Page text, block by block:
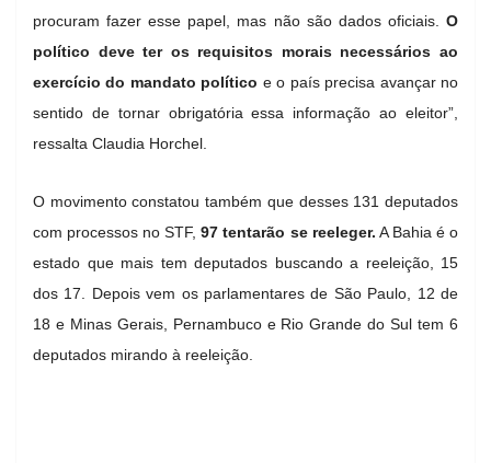
procuram fazer esse papel, mas não são dados oficiais. O
político deve ter os requisitos morais necessários ao
exercício do mandato político e o país precisa avançar no
sentido de tornar obrigatória essa informação ao eleitor”,
ressalta Claudia Horchel.
O movimento constatou também que desses 131 deputados
com processos no STF,97 tentarão se reeleger. A Bahia é o
estado que mais tem deputados buscando a reeleição, 15
dos 17. Depois vem os parlamentares de São Paulo, 12 de
18 e Minas Gerais, Pernambuco e Rio Grande do Sul tem 6
deputados mirando à reeleição.